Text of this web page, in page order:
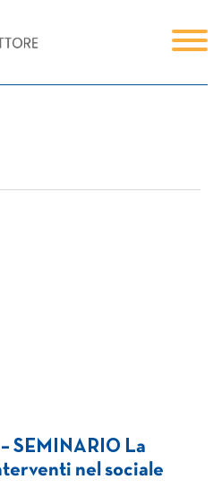
SEMINARIO La
nel sociale